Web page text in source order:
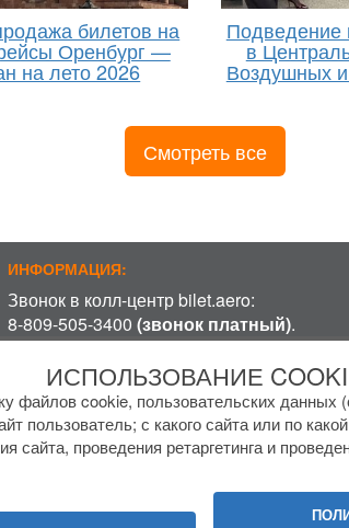
билетов на
Оренбург —
на лето 2026
Подведение
в
Воздушных
Смотреть все
ИНФОРМАЦИЯ:
Звонок в колл-центр bilet.aero:
8-809-505-3400 (звонок платный).
Стоимость за одну минуту от 45 ₽ без
включая время ожидания разговора с
оператором, в зависимости от региона и
оператора связи.
График работы колл-центра:
ИСПОЛЬЗОВАНИЕ
файлов cookie, пользовательских
пользователь; с какого сайта или по
проведения ретаргетинга и